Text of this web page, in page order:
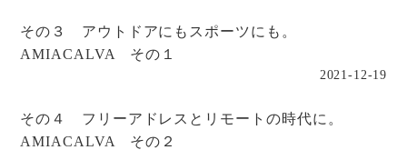
その３ アウトドアにもスポーツにも。
AMIACALVA その１
2021-12-19
その４ フリーアドレスとリモートの時代に。
AMIACALVA その２